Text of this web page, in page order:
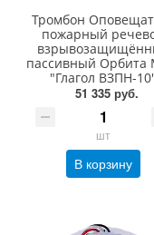
Тромбон
пожарный
пассивный Орбита
"Глагол ВЗПН-
51 335 руб.
шт
В корзину